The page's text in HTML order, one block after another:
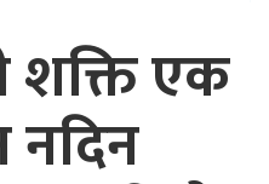
शक्ति एक